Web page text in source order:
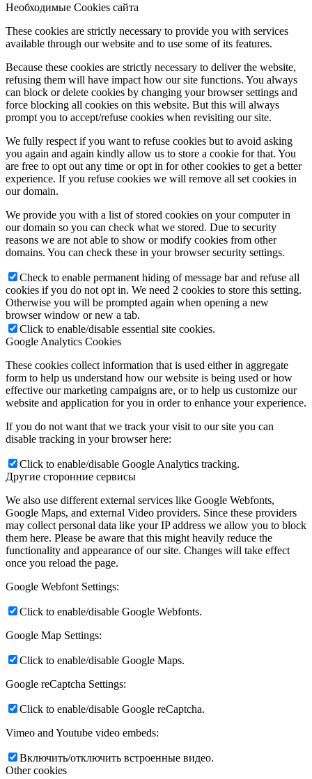
Необходимые Cookies сайта
These cookies are strictly necessary to provide you with services
available through our website and to use some of its features.
Because these cookies are strictly necessary to deliver the website,
refusing them will have impact how our site functions. You always
can block or delete cookies by changing your browser settings and
force blocking all cookies on this website. But this will always
prompt you to accept/refuse cookies when revisiting our site.
We fully respect if you want to refuse cookies but to avoid asking
you again and again kindly allow us to store a cookie for that. You
are free to opt out any time or opt in for other cookies to get a better
experience. If you refuse cookies we will remove all set cookies in
our domain.
We provide you with a list of stored cookies on your computer in
our domain so you can check what we stored. Due to security
reasons we are not able to show or modify cookies from other
domains. You can check these in your browser security settings.
Check to enable permanent hiding of message bar and refuse all
cookies if you do not opt in. We need 2 cookies to store this setting.
Otherwise you will be prompted again when opening a new
browser window or new a tab.
Click to enable/disable essential site cookies.
Google Analytics Cookies
These cookies collect information that is used either in aggregate
form to help us understand how our website is being used or how
effective our marketing campaigns are, or to help us customize our
website and application for you in order to enhance your experience.
If you do not want that we track your visit to our site you can
disable tracking in your browser here:
Click to enable/disable Google Analytics tracking.
Другие сторонние сервисы
We also use different external services like Google Webfonts,
Google Maps, and external Video providers. Since these providers
may collect personal data like your IP address we allow you to block
them here. Please be aware that this might heavily reduce the
functionality and appearance of our site. Changes will take effect
once you reload the page.
Google Webfont Settings:
Click to enable/disable Google Webfonts.
Google Map Settings:
Click to enable/disable Google Maps.
Google reCaptcha Settings:
Click to enable/disable Google reCaptcha.
Vimeo and Youtube video embeds:
Включить/отключить встроенные видео.
Other cookies